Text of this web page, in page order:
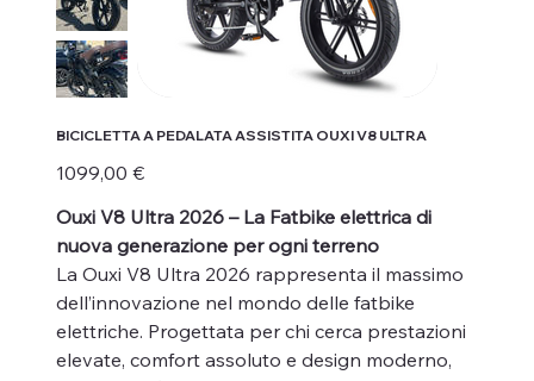
BICICLETTA A PEDALATA ASSISTITA OUXI V8 ULTRA
Prezzo
1099,00 €
Ouxi V8 Ultra 2026 – La Fatbike elettrica di
nuova generazione per ogni terreno
La Ouxi V8 Ultra 2026 rappresenta il massimo
dell’innovazione nel mondo delle fatbike
elettriche. Progettata per chi cerca prestazioni
elevate, comfort assoluto e design moderno,